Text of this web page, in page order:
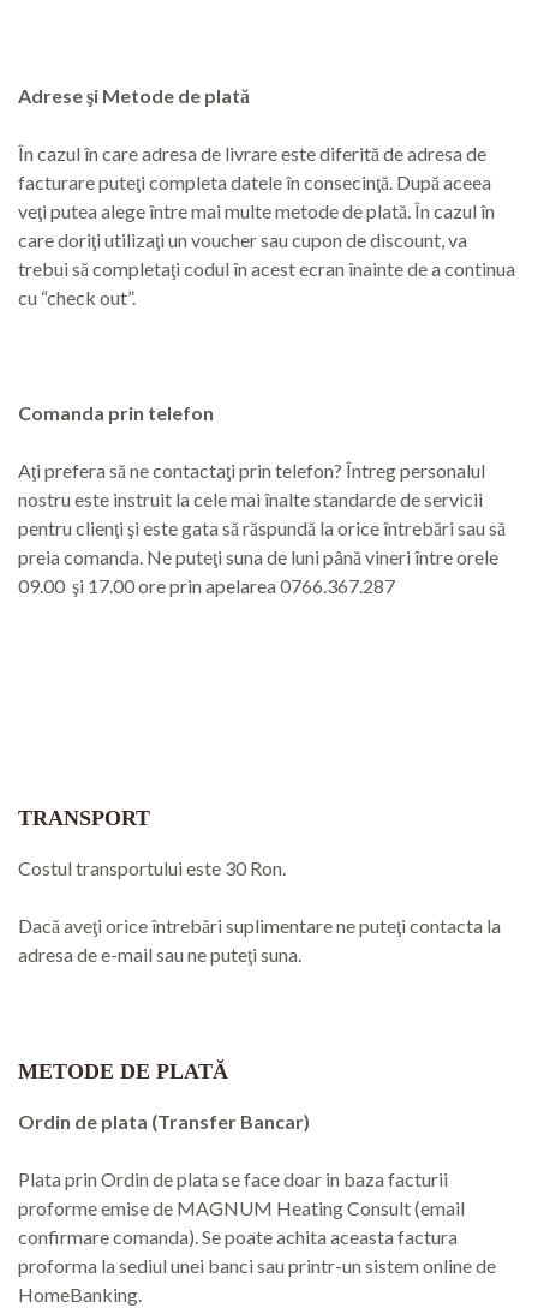
Adrese şi Metode de plată
În cazul în care adresa de livrare este diferită de adresa de
facturare puteţi completa datele în consecinţă. După aceea
veţi putea alege între mai multe metode de plată. În cazul în
care doriţi utilizaţi un voucher sau cupon de discount, va
trebui să completaţi codul în acest ecran înainte de a continua
cu “check out”.
Comanda prin telefon
Aţi prefera să ne contactaţi prin telefon? Întreg personalul
nostru este instruit la cele mai înalte standarde de servicii
pentru clienţi şi este gata să răspundă la orice întrebări sau să
preia comanda. Ne puteţi suna de luni până vineri între orele
09.00 şi 17.00 ore prin apelarea 0766.367.287
TRANSPORT
Costul transportului este 30 Ron.
Dacă aveţi orice întrebări suplimentare ne puteţi contacta la
adresa de e-mail sau ne puteţi suna.
METODE DE PLATĂ
Ordin de plata (Transfer Bancar)
Plata prin Ordin de plata se face doar in baza facturii
proforme emise de MAGNUM Heating Consult (email
confirmare comanda). Se poate achita aceasta factura
proforma la sediul unei banci sau printr-un sistem online de
HomeBanking.